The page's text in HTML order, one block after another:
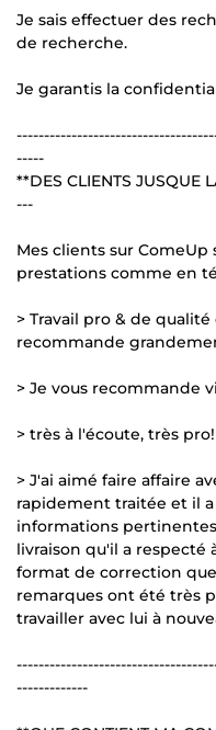
Je sais effectuer des
de recherche.
Je garantis la
-----
**DES CLIENTS JUSQUE
---
Mes clients sur
prestations comme en
> Travail pro & de
recommande
> Je vous recommande
> très à l'écoute, très pro!
> J'ai aimé faire affaire
rapidement traitée et il
informations
livraison qu'il a respecté
format de correction
remarques ont été très
travailler avec lui à
-------------